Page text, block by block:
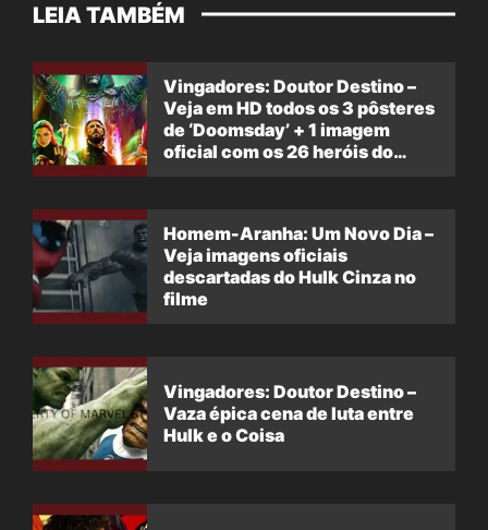
LEIA TAMBÉM
Vingadores: Doutor Destino –
Veja em HD todos os 3 pôsteres
de ‘Doomsday’ + 1 imagem
oficial com os 26 heróis do
Homem-Aranha: Um Novo Dia –
Veja imagens oficiais
descartadas do Hulk Cinza no
filme
Vingadores: Doutor Destino –
Vaza épica cena de luta entre
Hulk e o Coisa